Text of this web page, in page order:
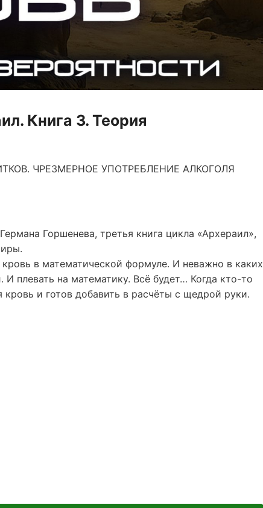
Книга 3. Теория
ЧРЕЗМЕРНОЕ УПОТРЕБЛЕНИЕ АЛКОГОЛЯ
Горшенева, третья книга цикла «Архераил»,
в математической формуле. И неважно в каких
плевать на математику. Всё будет… Когда кто-то
кровь и готов добавить в расчёты с щедрой руки.